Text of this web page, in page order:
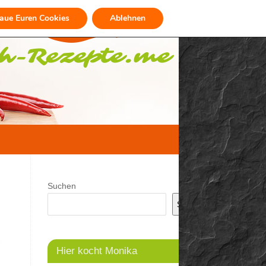
Suchen
Suchen
Hier kocht Monika
Euren Cookies Ablehnen